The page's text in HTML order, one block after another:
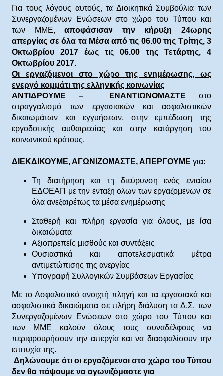
Για τους λόγους αυτούς, τα Διοικητικά Συμβούλια των
Συνεργαζομένων Ενώσεων στο χώρο του Τύπου και
των ΜΜΕ,αποφάσισαν την κήρυξη 24ωρης
απεργίας σε όλα τα Μέσα από τις 06.00 της Τρίτης, 3
Οκτωβρίου 2017 έως τις 06.00 της Τετάρτης, 4
Οκτωβρίου 2017.
Οι εργαζόμενοι στο χώρο της ενημέρωσης, ως
ενεργό κομμάτι της ελληνικής κοινωνίας
ΑΝΤΙΔΡΟΥΜΕ – ΕΝΑΝΤΙΩΝΟΜΑΣΤΕ στο
στραγγαλισμό των εργασιακών και ασφαλιστικών
δικαιωμάτων και εγγυήσεων, στην εμπέδωση της
εργοδοτικής αυθαιρεσίας και στην κατάργηση του
κοινωνικού κράτους.
ΔΙΕΚΔΙΚΟΥΜΕ, ΑΓΩΝΙΖΟΜΑΣΤΕ, ΑΠΕΡΓΟΥΜΕ για:
Τη διατήρηση και τη διεύρυνση ενός ενιαίου
ΕΔΟΕΑΠ με την ένταξη όλων των εργαζομένων σε
όλα ανεξαιρέτως τα μέσα ενημέρωσης
Σταθερή και πλήρη εργασία για όλους, με ίσα
δικαιώματα
Αξιοπρεπείς μισθούς και συντάξεις
Ουσιαστικά και αποτελεσματικά μέτρα
αντιμετώπισης της ανεργίας
Υπογραφή Συλλογικών Συμβάσεων Εργασίας
Με το Ασφαλιστικό ανοιχτή πληγή και τα εργασιακά και
ασφαλιστικά δικαιώματα σε πλήρη διάλυση τα Δ.Σ. των
Συνεργαζομένων Ενώσεων στο χώρο του Τύπου και
των ΜΜΕ καλούν όλους τους συναδέλφους να
περιφρουρήσουν την απεργία και να διασφαλίσουν την
επιτυχία της.
Δηλώνουμε ότι οι εργαζόμενοι στο χώρο του Τύπου
δεν θα πάψουμε να αγωνιζόμαστε για